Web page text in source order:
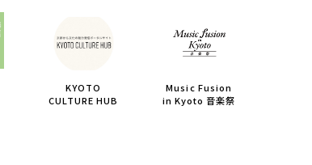
KYOTO
CULTURE HUB
Music Fusion
in Kyoto 音楽祭